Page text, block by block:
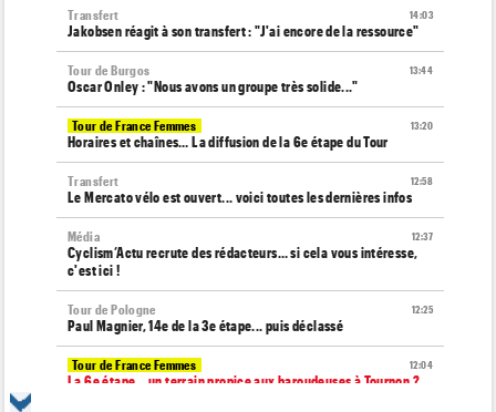
14:03
Transfert
Jakobsen réagit à son transfert : "J'ai encore de la ressource"
13:44
Tour de Burgos
Oscar Onley : "Nous avons un groupe très solide..."
13:20
Tour de France Femmes
Horaires et chaînes… La diffusion de la 6e étape du Tour
12:58
Transfert
Le Mercato vélo est ouvert... voici toutes les dernières infos
12:37
Média
Cyclism’Actu recrute des rédacteurs… si cela vous intéresse,
c'est ici !
12:25
Tour de Pologne
Paul Magnier, 14e de la 3e étape... puis déclassé
12:04
Tour de France Femmes
La 6e étape… un terrain propice aux baroudeuses à Tournon ?